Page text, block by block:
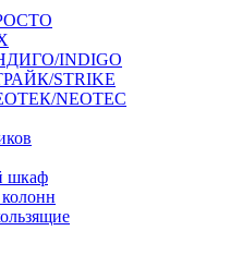
INDIGO
STRIKE
NEOTEC
шкаф